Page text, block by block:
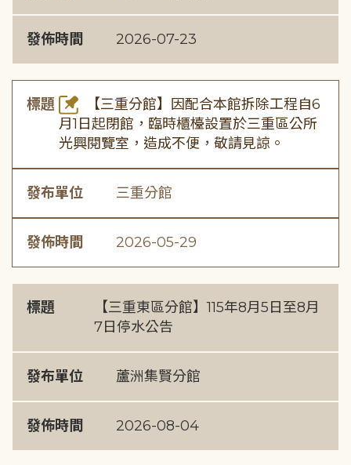
發佈時間 2026-07-23
標題
【三重分館】因配合本館拆除工程自6
月1日起閉館，臨時櫃檯設置於三重區公所
光興閱覽室，造成不便，敬請見諒。
發布單位 三重分館
發佈時間 2026-05-29
標題
【三重東區分館】115年8月5日至8月
7日停水公告
發布單位 蘆洲集賢分館
發佈時間 2026-08-04